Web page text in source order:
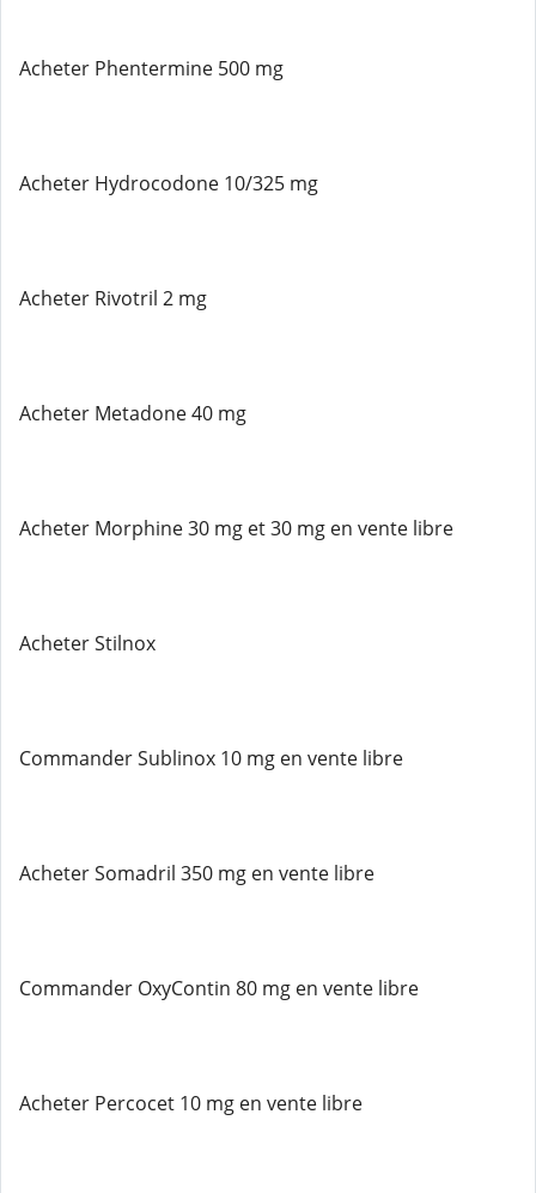
Acheter Phentermine 500 mg
Acheter Hydrocodone 10/325 mg
Acheter Rivotril 2 mg
Acheter Metadone 40 mg
Acheter Morphine 30 mg et 30 mg en vente libre
Acheter Stilnox
Commander Sublinox 10 mg en vente libre
Acheter Somadril 350 mg en vente libre
Commander OxyContin 80 mg en vente libre
Acheter Percocet 10 mg en vente libre